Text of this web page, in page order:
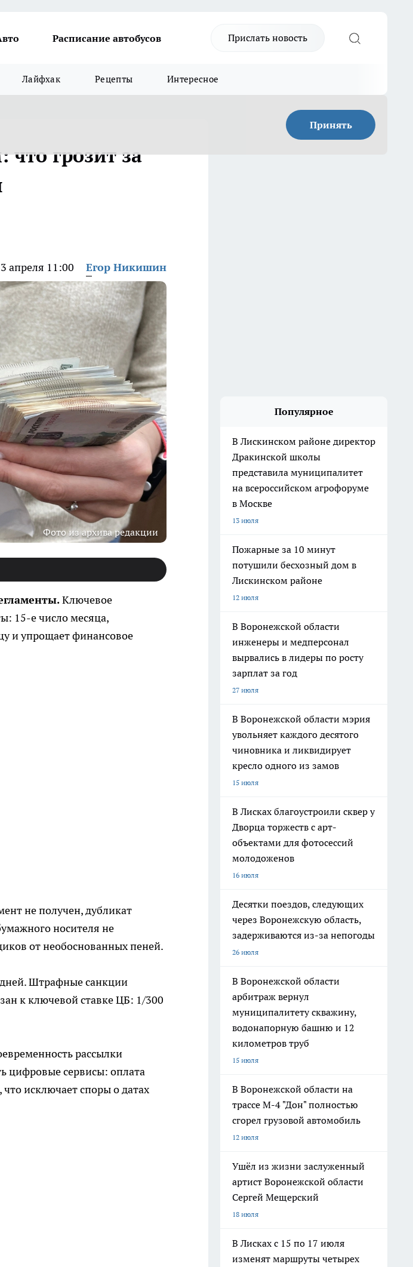
Расписание автобусов Прислать новость
Лайфхак Рецепты Интересное
Принять
грозит за
апреля 11:00 Егор Никишин
Фото из архива редакции
Ключевое
15-е число месяца,
и упрощает финансовое
не получен, дубликат
носителя не
от необоснованных пеней.
Штрафные санкции
к ключевой ставке ЦБ: 1/300
рассылки
цифровые сервисы: оплата
исключает споры о датах
Популярное
В Лискинском районе директор
Дракинской школы
представила муниципалитет
на всероссийском агрофоруме
в Москве
13 июля
Пожарные за 10 минут
потушили бесхозный дом в
Лискинском районе
12 июля
В Воронежской области
инженеры и медперсонал
вырвались в лидеры по росту
зарплат за год
27 июля
В Воронежской области мэрия
увольняет каждого десятого
чиновника и ликвидирует
кресло одного из замов
15 июля
В Лисках благоустроили сквер у
Дворца торжеств с арт-
объектами для фотосессий
молодоженов
16 июля
Десятки поездов, следующих
через Воронежскую область,
задерживаются из-за непогоды
26 июля
В Воронежской области
арбитраж вернул
муниципалитету скважину,
водонапорную башню и 12
километров труб
15 июля
В Воронежской области на
трассе М-4 "Дон" полностью
сгорел грузовой автомобиль
12 июля
Ушёл из жизни заслуженный
артист Воронежской области
Сергей Мещерский
18 июля
В Лисках с 15 по 17 июля
изменят маршруты четырех